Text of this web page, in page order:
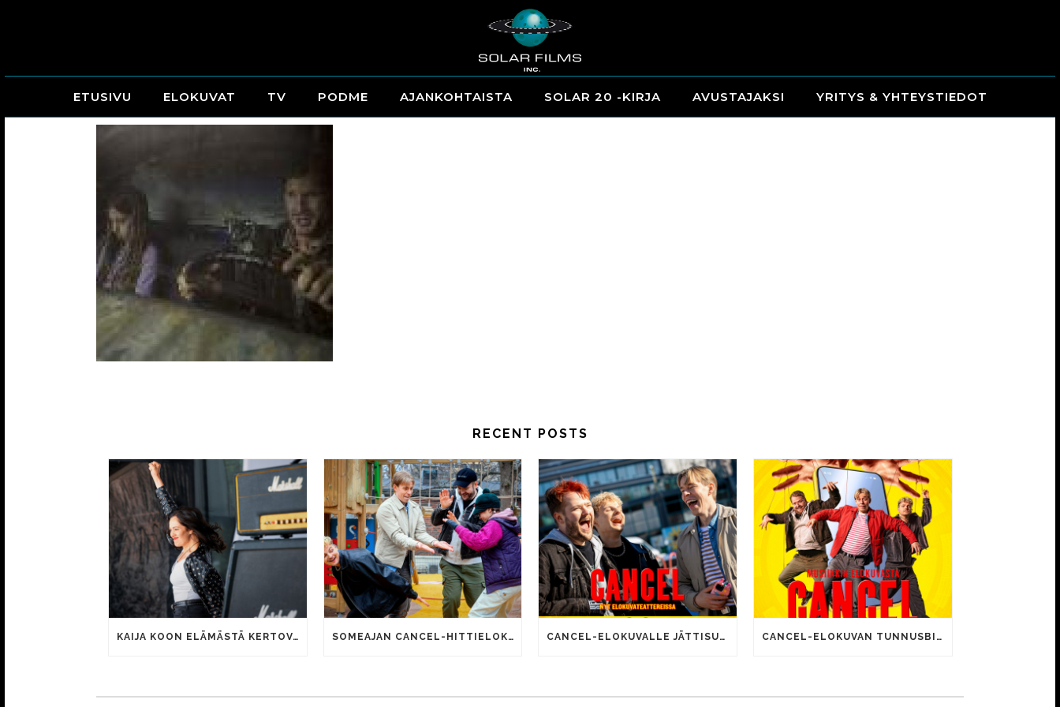
ETUSIVU ELOKUVAT TV PODME AJANKOHTAISTA SOLAR 20 -KIRJA AVUSTAJAKSI YRITYS & YHTEYSTIEDOT
RECENT POSTS
KAIJA KOON ELÄMÄSTÄ KERTOVAN KAUNIS RIETAS ONNELLINEN -ELOKUVAN TRAILER JULKI SOMEAJAN CANCEL-HITTIELOKUVALLA 100 000 KATSOJAA! CANCEL-ELOKUVALLE JÄTTISUOSIO – AVAUSPÄIVÄNÄ JO 15 492 KATSOJAA! CANCEL-ELOKUVAN TUNNUSBIISIN LYRIIKOISSA TUTTUJA MEEMIHOKEMIA YOUTUBE-VIDEOILTA!